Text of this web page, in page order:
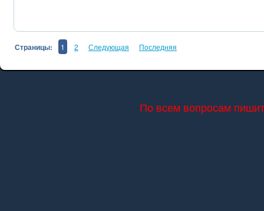
Страницы: 1 2 Следующая Последняя
По всем вопросам